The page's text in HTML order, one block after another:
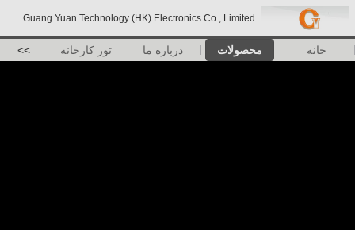
Guang Yuan Technology (HK) Electronics Co., Limited
خانه محصولات درباره ما تور کارخانه >>